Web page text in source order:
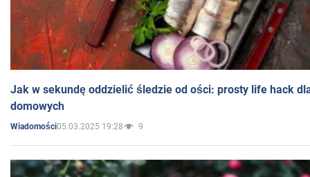
Jak w sekundę oddzielić śledzie od ości: prosty life hack
domowych
Wiadomości05.03.2025 19:28 9